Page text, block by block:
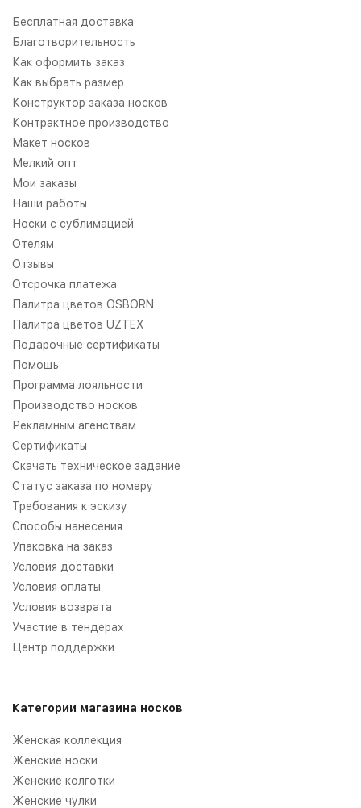
Бесплатная доставка
Благотворительность
Как оформить заказ
Как выбрать размер
Конструктор заказа носков
Контрактное производство
Макет носков
Мелкий опт
Мои заказы
Наши работы
Носки с сублимацией
Отелям
Отзывы
Отсрочка платежа
Палитра цветов OSBORN
Палитра цветов UZTEX
Подарочные сертификаты
Помощь
Программа лояльности
Производство носков
Рекламным агенствам
Сертификаты
Скачать техническое задание
Статус заказа по номеру
Требования к эскизу
Способы нанесения
Упаковка на заказ
Условия доставки
Условия оплаты
Условия возврата
Участие в тендерах
Центр поддержки
Категории магазина носков
Женская коллекция
Женские носки
Женские колготки
Женские чулки